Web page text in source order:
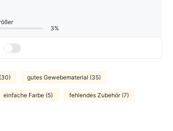
3%
gutes Gewebematerial (35)
einfache Farbe (5) fehlendes Zubehör (7)